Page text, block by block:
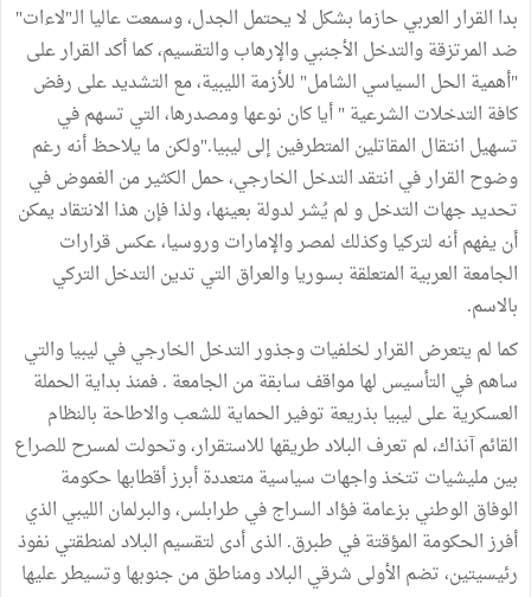
بدا القرار العربي حازما بشكل لا يحتمل الجدل، وسمعت عاليا الـ"لاءات"
ضد المرتزقة والتدخل الأجنبي والإرهاب والتقسيم، كما أكد القرار على
"أهمية الحل السياسي الشامل" للأزمة الليبية، مع التشديد على رفض
كافة التدخلات الشرعية " أيا كان نوعها ومصدرها، التي تسهم في
تسهيل انتقال المقاتلين المتطرفين إلى ليبيا."ولكن ما يلاحظ أنه رغم
وضوح القرار في انتقد التدخل الخارجي، حمل الكثير من الغموض في
تحديد جهات التدخل و لم يُشر لدولة بعينها، ولذا فإن هذا الانتقاد يمكن
أن يفهم أنه لتركيا وكذلك لمصر والإمارات وروسيا، عكس قرارات
الجامعة العربية المتعلقة بسوريا والعراق التي تدين التدخل التركي
بالاسم.
كما لم يتعرض القرار لخلفيات وجذور التدخل الخارجي في ليبيا والتي
ساهم في التأسيس لها مواقف سابقة من الجامعة . فمنذ بداية الحملة
العسكرية على ليبيا بذريعة توفير الحماية للشعب والاطاحة بالنظام
القائم آنذاك، لم تعرف البلاد طريقها للاستقرار، وتحولت لمسرح للصراع
بين مليشيات تتخذ واجهات سياسية متعددة أبرز أقطابها حكومة
الوفاق الوطني بزعامة فؤاد السراج في طرابلس، والبرلمان الليبي الذي
أفرز الحكومة المؤقتة في طبرق. الذى أدى لتقسيم البلاد لمنطقتي نفوذ
رئيسيتين، تضم الأولى شرقي البلاد ومناطق من جنوبها وتسيطر عليها